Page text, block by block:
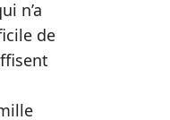
n’a
de